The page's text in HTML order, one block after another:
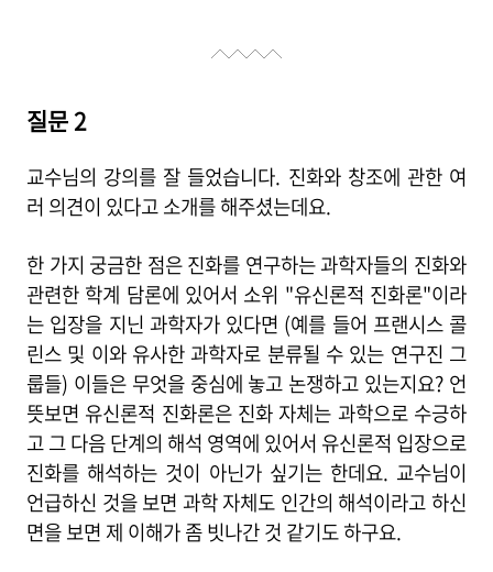
질문 2
교수님의 강의를 잘 들었습니다. 진화와 창조에 관한 여
러 의견이 있다고 소개를 해주셨는데요.
한 가지 궁금한 점은 진화를 연구하는 과학자들의 진화와
관련한 학계 담론에 있어서 소위 "유신론적 진화론"이라
는 입장을 지닌 과학자가 있다면 (예를 들어 프랜시스 콜
린스 및 이와 유사한 과학자로 분류될 수 있는 연구진 그
룹들) 이들은 무엇을 중심에 놓고 논쟁하고 있는지요? 언
뜻보면 유신론적 진화론은 진화 자체는 과학으로 수긍하
고 그 다음 단계의 해석 영역에 있어서 유신론적 입장으로
진화를 해석하는 것이 아닌가 싶기는 한데요. 교수님이
언급하신 것을 보면 과학 자체도 인간의 해석이라고 하신
면을 보면 제 이해가 좀 빗나간 것 같기도 하구요.